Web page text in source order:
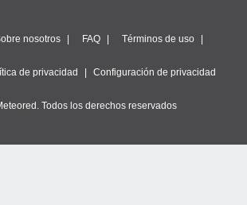
nosotros FAQ Términos de uso
de privacidad Configuración de privacidad
Todos los derechos reservados